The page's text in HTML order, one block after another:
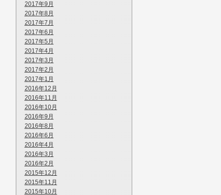
2017年9月
2017年8月
2017年7月
2017年6月
2017年5月
2017年4月
2017年3月
2017年2月
2017年1月
2016年12月
2016年11月
2016年10月
2016年9月
2016年8月
2016年6月
2016年4月
2016年3月
2016年2月
2015年12月
2015年11月
2015年10月